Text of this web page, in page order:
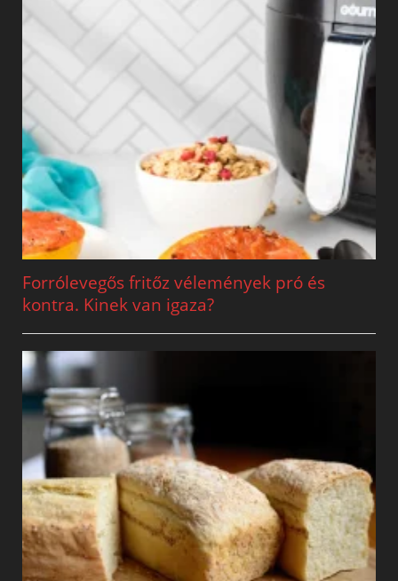
Forrólevegős fritőz vélemények pró és
kontra. Kinek van igaza?